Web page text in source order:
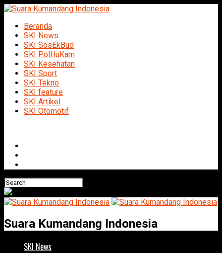
Beranda
SKI News
SKI SosEkBud
SKI PolHuKam
SKI Kesehatan
SKI Sport
SKI Tekno
SKI feature
SKI Artikel
SKI Otomotif
Suara Kumandang Indonesia
SKI News